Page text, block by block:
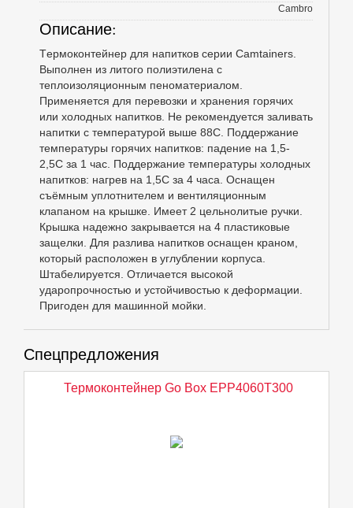
Cambro
Описание:
Tермоконтейнер для напитков серии Camtainers.
Выполнен из литого полиэтилена с
теплоизоляционным пеноматериалом.
Применяется для перевозки и хранения горячих
или холодных напитков. Не рекомендуется заливать
напитки с температурой выше 88С. Поддержание
температуры горячих напитков: падение на 1,5-
2,5С за 1 час. Поддержание температуры холодных
напитков: нагрев на 1,5С за 4 часа. Оснащен
съёмным уплотнителем и вентиляционным
клапаном на крышке. Имеет 2 цельнолитые ручки.
Крышка надежно закрывается на 4 пластиковые
защелки. Для разлива напитков оснащен краном,
который расположен в углублении корпуса.
Штабелируется. Отличается высокой
ударопрочностью и устойчивостью к деформации.
Пригоден для машинной мойки.
Спецпредложения
Термоконтейнер Go Box EPP4060T300